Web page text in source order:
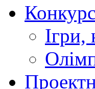
Ігри,